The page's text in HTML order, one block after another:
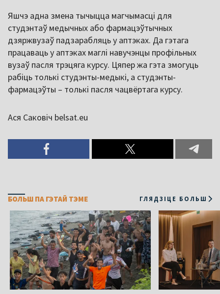
Яшчэ адна змена тычыцца магчымасці для
студэнтаў медычных або фармацэўтычных
дзяржвузаў падзарабляць у аптэках. Да гэтага
працаваць у аптэках маглі навучэнцы профільных
вузаў пасля трэцяга курсу. Цяпер жа гэта змогуць
рабіць толькі студэнты-медыкі, а студэнты-
фармацэўты – толькі пасля чацвёртага курсу.
Ася Саковіч belsat.eu
БОЛЬШ ПА ГЭТАЙ ТЭМЕ ГЛЯДЗІЦЕ БОЛЬШ